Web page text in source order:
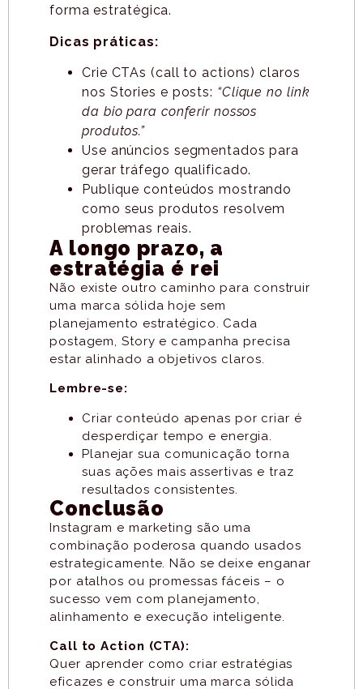
forma estratégica.
Dicas práticas:
Crie CTAs (call to actions) claros
nos Stories e posts: “Clique no link
da bio para conferir nossos
produtos.”
Use anúncios segmentados para
gerar tráfego qualificado.
Publique conteúdos mostrando
como seus produtos resolvem
problemas reais.
A longo prazo, a
estratégia é rei
Não existe outro caminho para construir
uma marca sólida hoje sem
planejamento estratégico. Cada
postagem, Story e campanha precisa
estar alinhado a objetivos claros.
Lembre-se:
Criar conteúdo apenas por criar é
desperdiçar tempo e energia.
Planejar sua comunicação torna
suas ações mais assertivas e traz
resultados consistentes.
Conclusão
Instagram e marketing são uma
combinação poderosa quando usados
estrategicamente. Não se deixe enganar
por atalhos ou promessas fáceis – o
sucesso vem com planejamento,
alinhamento e execução inteligente.
Call to Action (CTA):
Quer aprender como criar estratégias
eficazes e construir uma marca sólida